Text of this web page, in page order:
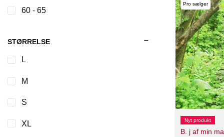
60 - 65
STØRRELSE
L
M
S
XL
Pro sælger
Nyt produkt
B. j af min